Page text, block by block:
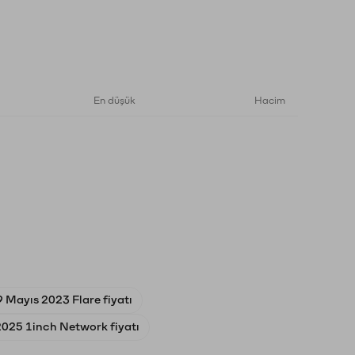
En düşük Hacim
Mayıs 2023 Flare fiyatı
1inch Network fiyatı